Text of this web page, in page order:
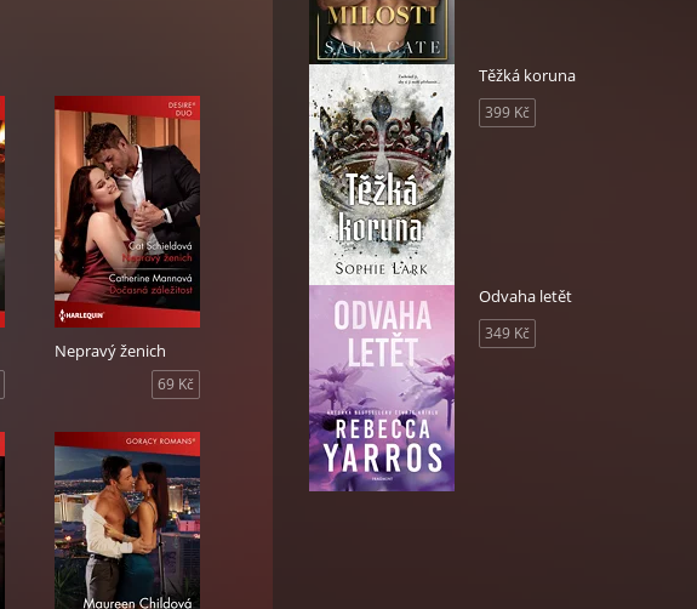
Nepravý ženich
69 Kč
Těžká koruna
399 Kč
Odvaha letět
349 Kč